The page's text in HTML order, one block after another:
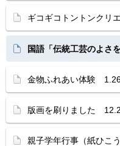
ギコギコトントンクリ
国語「伝統工芸のよさ
金物ふれあい体験
版画を刷りました
親子学年行事（紙ひこ